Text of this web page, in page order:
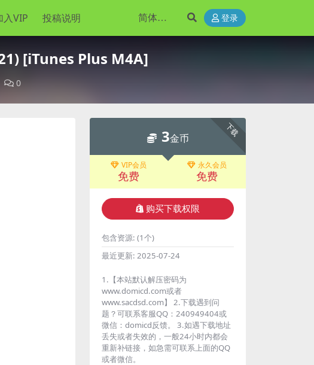
入VIP 投稿说明 登录
[iTunes Plus M4A]
0
下载
3金币
VIP会员
免费
永久会员
免费
购买下载权限
包含资源: (1个)
最近更新: 2025-07-24
1.【本站默认解压密码为
www.domicd.com或者
www.sacdsd.com】 2.下载遇到问
题？可联系客服QQ：240949404或
微信：domicd反馈。 3.如遇下载地址
丢失或者失效的，一般24小时内都会
重新补链接，如急需可联系上面的QQ
或者微信。